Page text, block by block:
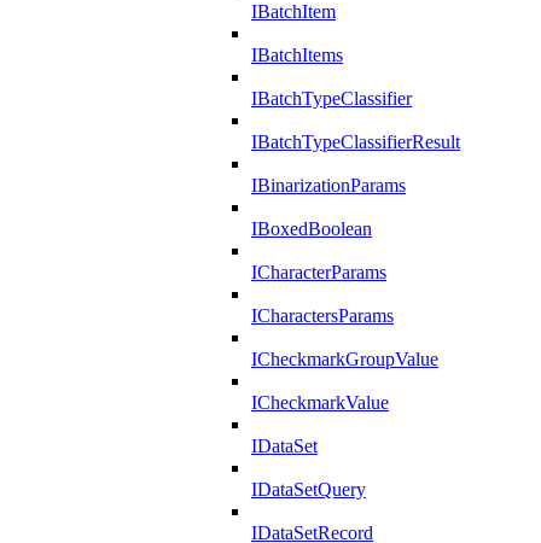
IBatchItem
IBatchItems
IBatchTypeClassifier
IBatchTypeClassifierResult
IBinarizationParams
IBoxedBoolean
ICharacterParams
ICharactersParams
ICheckmarkGroupValue
ICheckmarkValue
IDataSet
IDataSetQuery
IDataSetRecord